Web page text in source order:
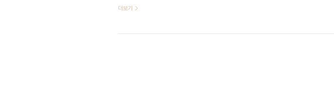
을 수가 없었습니다. 이 중에서 속도와 배우기 쉬운 정도, 프로그래밍 난이도를 따
frameworks/ http://www..
더보기